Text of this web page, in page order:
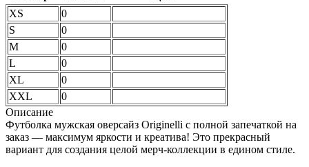
XS
0
S
0
M
0
L
0
XL
0
XXL
0
Описание
Футболка мужская оверсайз Originelli с полной запечаткой на
заказ — максимум яркости и креатива! Это прекрасный
вариант для создания целой мерч-коллекции в едином стиле.